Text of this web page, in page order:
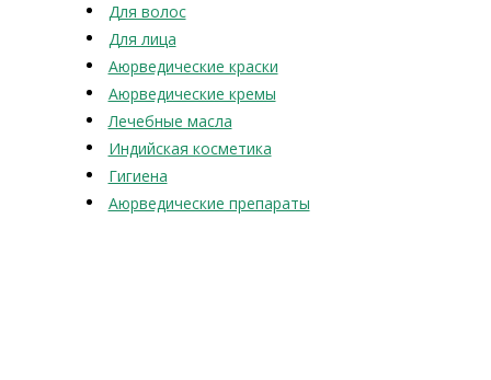
Для волос
Для лица
Аюрведические краски
Аюрведические кремы
Лечебные масла
Индийская косметика
Гигиена
Аюрведические препараты